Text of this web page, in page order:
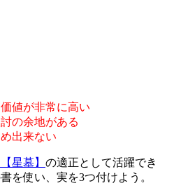
値が非常に高い
の余地がある
出来ない
星墓】 の適正として活躍でき
を使い、実を3つ付けよう。